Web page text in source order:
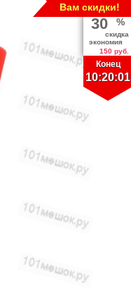
Вам скидки!
Конец
10:20:01
30 %
скидка
экономия
150 руб.